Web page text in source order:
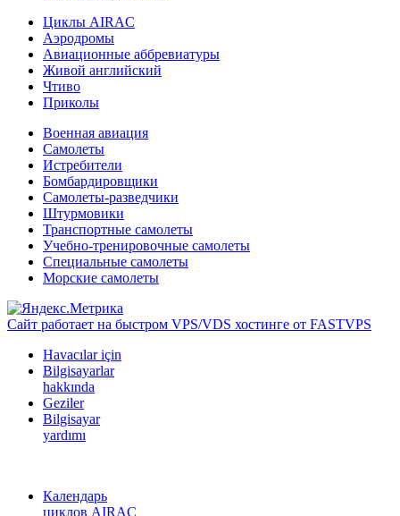
Циклы AIRAC
Аэродромы
Авиационные аббревиатуры
Живой английский
Чтиво
Приколы
Военная авиация
Самолеты
Истребители
Бомбардировщики
Самолеты-разведчики
Штурмовики
Транспортные самолеты
Учебно-тренировочные самолеты
Специальные самолеты
Морские самолеты
Сайт работает на быстром VPS/VDS хостинге от FASTVPS
Havacılar için
Bilgisayarlar
hakkında
Geziler
Bilgisayar
yardımı
Календарь
циклов AIRAC